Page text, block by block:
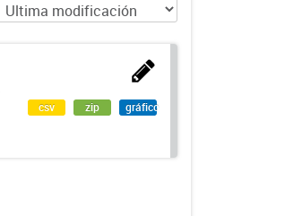
csv zip gráfico